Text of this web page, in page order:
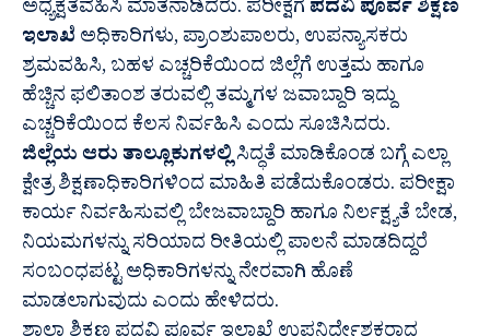
ಅಧ್ಯಕ್ಷತೆವಹಿಸಿ ಮಾತನಾಡಿದರು. ಪರೀಕ್ಷೆಗೆಪದವಿ ಪೂರ್ವ ಶಿಕ್ಷಣ
ಇಲಾಖೆ ಅಧಿಕಾರಿಗಳು, ಪ್ರಾಂಶುಪಾಲರು, ಉಪನ್ಯಾಸಕರು
ಶ್ರಮವಹಿಸಿ, ಬಹಳ ಎಚ್ಚರಿಕೆಯಿಂದ ಜಿಲ್ಲೆಗೆ ಉತ್ತಮ ಹಾಗೂ
ಹೆಚ್ಚಿನ ಫಲಿತಾಂಶ ತರುವಲ್ಲಿ ತಮ್ಮಗಳ ಜವಾಬ್ದಾರಿ ಇದ್ದು
ಎಚ್ಚರಿಕೆಯಿಂದ ಕೆಲಸ ನಿರ್ವಹಿಸಿ ಎಂದು ಸೂಚಿಸಿದರು.
ಜಿಲ್ಲೆಯ ಆರು ತಾಲ್ಲೂಕುಗಳಲ್ಲಿಸಿದ್ಧತೆ ಮಾಡಿಕೊಂಡ ಬಗ್ಗೆ ಎಲ್ಲಾ
ಕ್ಷೇತ್ರ ಶಿಕ್ಷಣಾಧಿಕಾರಿಗಳಿಂದ ಮಾಹಿತಿ ಪಡೆದುಕೊಂಡರು. ಪರೀಕ್ಷಾ
ಕಾರ್ಯ ನಿರ್ವಹಿಸುವಲ್ಲಿ ಬೇಜವಾಬ್ದಾರಿ ಹಾಗೂ ನಿರ್ಲಕ್ಷ್ಯತೆ ಬೇಡ,
ನಿಯಮಗಳನ್ನು ಸರಿಯಾದ ರೀತಿಯಲ್ಲಿ ಪಾಲನೆ ಮಾಡದಿದ್ದರೆ
ಸಂಬಂಧಪಟ್ಟ ಅಧಿಕಾರಿಗಳನ್ನು ನೇರವಾಗಿ ಹೊಣೆ
ಮಾಡಲಾಗುವುದು ಎಂದು ಹೇಳಿದರು.